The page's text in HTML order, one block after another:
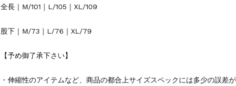
全長｜M/101｜L/105｜XL/109
股下｜M/73｜L/76｜XL/79
【予め御了承下さい】
・伸縮性のアイテムなど、商品の都合上サイズスペックには多少の誤差